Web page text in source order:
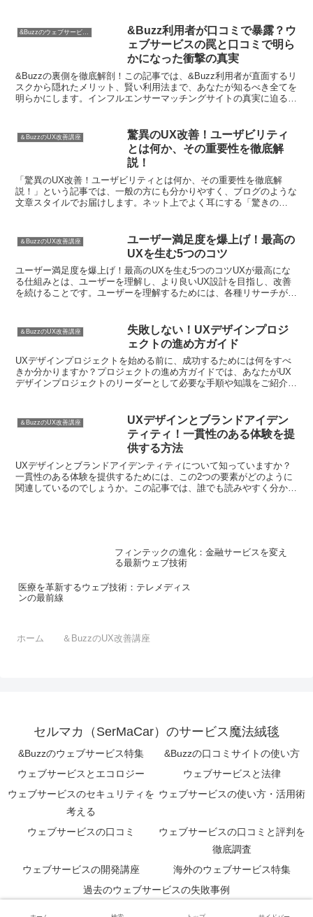
&Buzzのウェブサービス特集
&Buzz利用者が口コミで暴露？ウ
ェブサービスの罠と口コミで明ら
かになった衝撃の真実
&Buzzの裏側を徹底解剖！この記事では、&Buzz利用者が直面するリ
スクから隠れたメリット、賢い利用法まで、あなたが知るべき全てを
明らかにします。インフルエンサーマッチングサイトの真実に迫る、
＆BuzzのUX改善講座
驚異のUX改善！ユーザビリティ
とは何か、その重要性を徹底解
説！
「驚異のUX改善！ユーザビリティとは何か、その重要性を徹底解
説！」という記事では、一般の方にも分かりやすく、ブログのような
文章スタイルでお届けします。ネット上でよく耳にする「驚きの
＆BuzzのUX改善講座
ユーザー満足度を爆上げ！最高の
UXを生む5つのコツ
ユーザー満足度を爆上げ！最高のUXを生む5つのコツUXが最高にな
る仕組みとは、ユーザーを理解し、より良いUX設計を目指し、改善
を続けることです。ユーザーを理解するためには、各種リサーチが必
＆BuzzのUX改善講座
失敗しない！UXデザインプロジ
ェクトの進め方ガイド
UXデザインプロジェクトを始める前に、成功するためには何をすべ
きか分かりますか？プロジェクトの進め方ガイドでは、あなたがUX
デザインプロジェクトのリーダーとして必要な手順や知識をご紹介し
＆BuzzのUX改善講座
UXデザインとブランドアイデン
ティティ！一貫性のある体験を提
供する方法
UXデザインとブランドアイデンティティについて知っていますか？
一貫性のある体験を提供するためには、この2つの要素がどのように
関連しているのでしょうか。この記事では、誰でも読みやすく分かり
フィンテックの進化：金融サービスを変え
る最新ウェブ技術
医療を革新するウェブ技術：テレメディス
ンの最前線
ホーム ＆BuzzのUX改善講座
セルマカ（SerMaCar）のサービス魔法絨毯
&Buzzのウェブサービス特集
&Buzzの口コミサイトの使い方
ウェブサービスとエコロジー
ウェブサービスと法律
ウェブサービスのセキュリティを
考える
ウェブサービスの使い方・活用術
ウェブサービスの口コミ
ウェブサービスの口コミと評判を
徹底調査
ウェブサービスの開発講座
海外のウェブサービス特集
過去のウェブサービスの失敗事例
© 2023 セルマカ（SerMaCar）のサービス魔法絨毯.